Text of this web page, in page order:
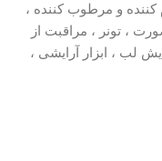
کننده و مرطوب کننده ،
، تونر ، مراقبت از
لب ، ابزار آرایشی ،